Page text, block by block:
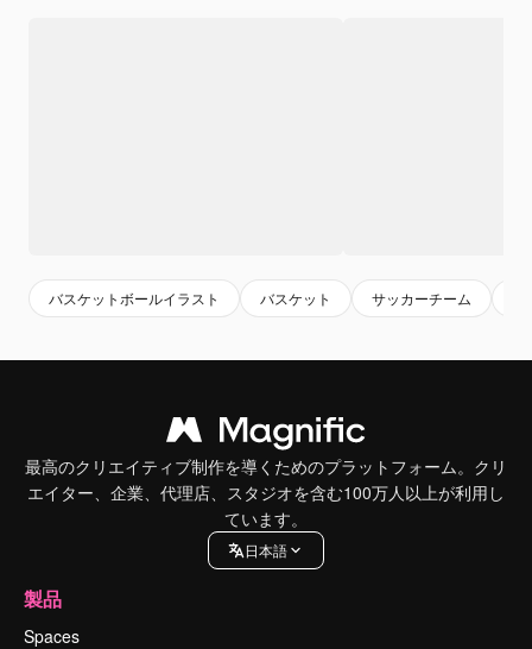
バスケットボールイラスト バスケット サッカーチーム
最高のクリエイティブ制作を導くためのプラットフォーム。クリ
エイター、企業、代理店、スタジオを含む100万人以上が利用し
ています。
日本語
製品
Spaces